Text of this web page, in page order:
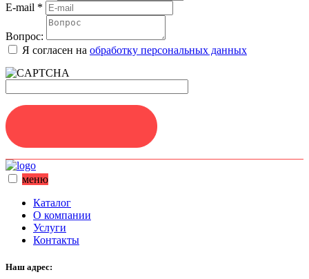
E-mail *
Вопрос:
Я согласен на обработку персональных данных
меню
Каталог
О компании
Услуги
Контакты
Наш адрес: